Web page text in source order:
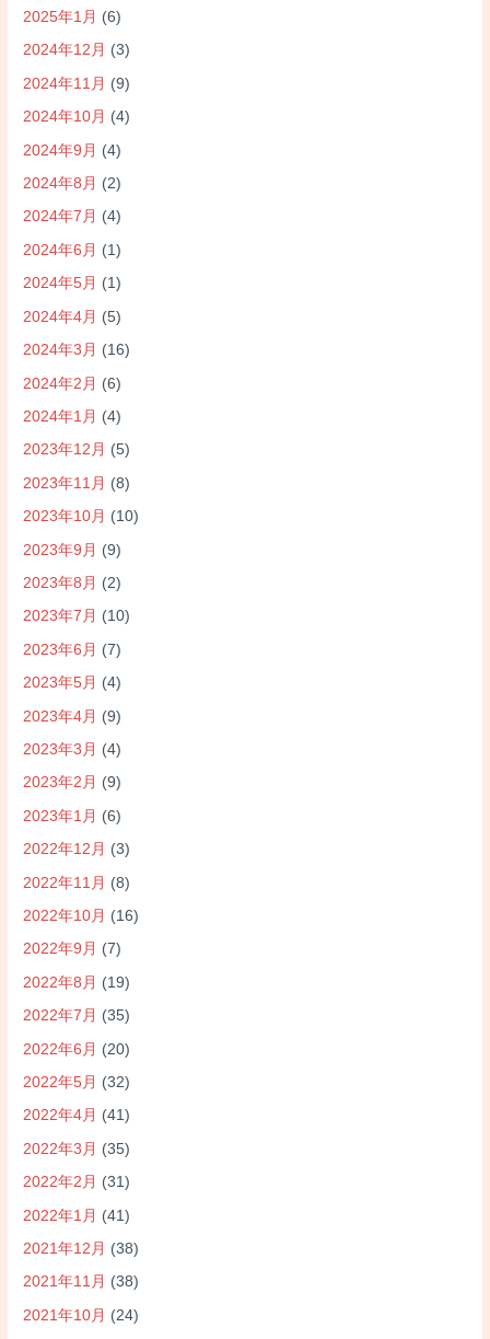
2025年1月 (6)
2024年12月 (3)
2024年11月 (9)
2024年10月 (4)
2024年9月 (4)
2024年8月 (2)
2024年7月 (4)
2024年6月 (1)
2024年5月 (1)
2024年4月 (5)
2024年3月 (16)
2024年2月 (6)
2024年1月 (4)
2023年12月 (5)
2023年11月 (8)
2023年10月 (10)
2023年9月 (9)
2023年8月 (2)
2023年7月 (10)
2023年6月 (7)
2023年5月 (4)
2023年4月 (9)
2023年3月 (4)
2023年2月 (9)
2023年1月 (6)
2022年12月 (3)
2022年11月 (8)
2022年10月 (16)
2022年9月 (7)
2022年8月 (19)
2022年7月 (35)
2022年6月 (20)
2022年5月 (32)
2022年4月 (41)
2022年3月 (35)
2022年2月 (31)
2022年1月 (41)
2021年12月 (38)
2021年11月 (38)
2021年10月 (24)